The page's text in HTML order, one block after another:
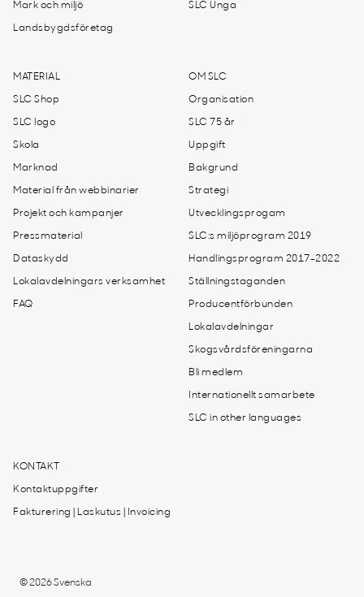
Mark och miljö
Landsbygdsföretag
SLC Unga
MATERIAL
SLC Shop
SLC logo
Skola
Marknad
Material från webbinarier
Projekt och kampanjer
Pressmaterial
Dataskydd
Lokalavdelningars verksamhet
FAQ
OM SLC
Organisation
SLC 75 år
Uppgift
Bakgrund
Strategi
Utvecklingsprogam
SLC:s miljöprogram 2019
Handlingsprogram 2017-2022
Ställningstaganden
Producentförbunden
Lokalavdelningar
Skogsvårdsföreningarna
Bli medlem
Internationellt samarbete
SLC in other languages
KONTAKT
Kontaktuppgifter
Fakturering | Laskutus | Invoicing
© 2026 Svenska